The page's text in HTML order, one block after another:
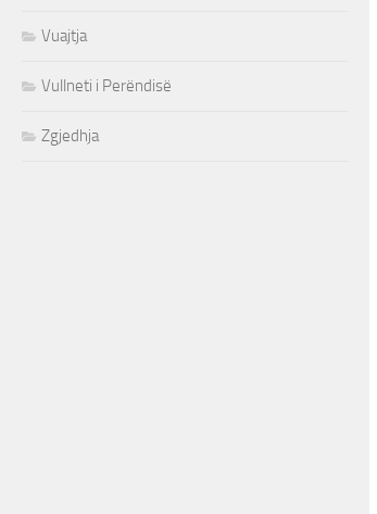
Vuajtja
Vullneti i Perëndisë
Zgjedhja